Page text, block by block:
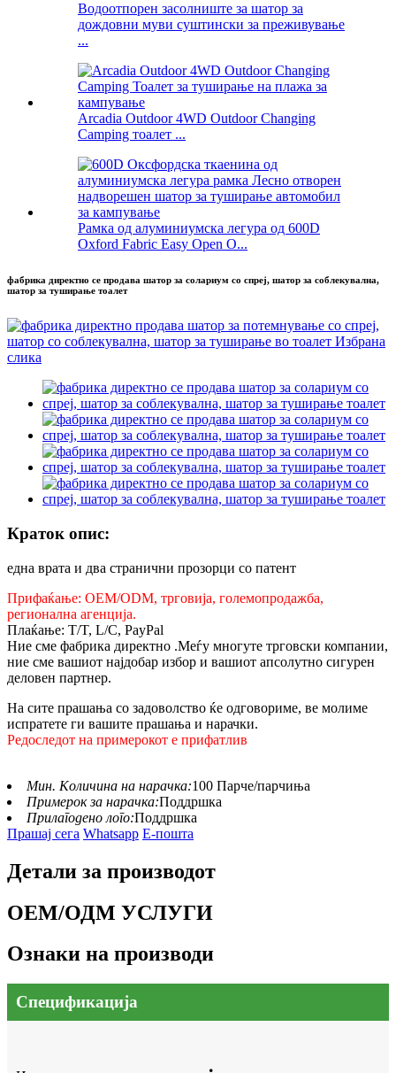
Водоотпорен засолниште за шатор за
дождовни муви суштински за преживување
...
Arcadia Outdoor 4WD Outdoor Changing
Camping тоалет ...
Рамка од алуминиумска легура од 600D
Oxford Fabric Easy Open O...
фабрика директно се продава шатор за солариум со спреј, шатор за соблекувална,
шатор за туширање тоалет
Краток опис:
една врата и два странични прозорци со патент
Прифаќање: OEM/ODM, трговија, големопродажба,
регионална агенција.
Плаќање: T/T, L/C, PayPal
Ние сме фабрика директно .Меѓу многуте трговски компании,
ние сме вашиот најдобар избор и вашиот апсолутно сигурен
деловен партнер.
На сите прашања со задоволство ќе одговориме, ве молиме
испратете ги вашите прашања и нарачки.
Редоследот на примерокот е прифатлив
Мин. Количина на нарачка:100 Парче/парчиња
Примерок за нарачка:Поддршка
Прилагодено лого:Поддршка
Прашај сега Whatsapp Е-пошта
Детали за производот
ОЕМ/ОДМ УСЛУГИ
Ознаки на производи
Спецификација